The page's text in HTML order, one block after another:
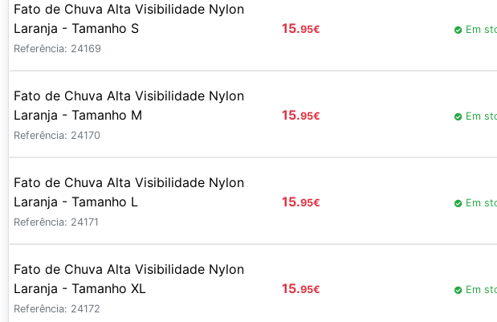
Fato de Chuva Alta Visibilidade Nylon
Laranja - Tamanho S
Referência: 24169
15.95€ Em
Fato de Chuva Alta Visibilidade Nylon
Laranja - Tamanho M
Referência: 24170
15.95€ Em
Fato de Chuva Alta Visibilidade Nylon
Laranja - Tamanho L
Referência: 24171
15.95€ Em
Fato de Chuva Alta Visibilidade Nylon
Laranja - Tamanho XL
Referência: 24172
15.95€ Em